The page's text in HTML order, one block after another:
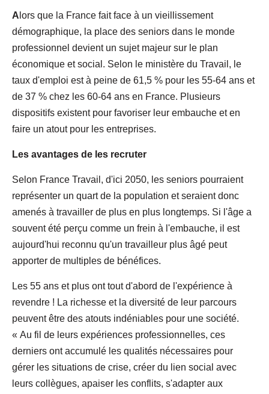
A lors que la France fait face à un vieillissement
démographique, la place des seniors dans le monde
professionnel devient un sujet majeur sur le plan
économique et social. Selon le ministère du Travail, le
taux d'emploi est à peine de 61,5 % pour les 55-64 ans et
de 37 % chez les 60-64 ans en France. Plusieurs
dispositifs existent pour favoriser leur embauche et en
faire un atout pour les entreprises.
Les avantages de les recruter
Selon France Travail, d'ici 2050, les seniors pourraient
représenter un quart de la population et seraient donc
amenés à travailler de plus en plus longtemps. Si l'âge a
souvent été perçu comme un frein à l'embauche, il est
aujourd'hui reconnu qu'un travailleur plus âgé peut
apporter de multiples de bénéfices.
Les 55 ans et plus ont tout d'abord de l'expérience à
revendre ! La richesse et la diversité de leur parcours
peuvent être des atouts indéniables pour une société.
« Au fil de leurs expériences professionnelles, ces
derniers ont accumulé les qualités nécessaires pour
gérer les situations de crise, créer du lien social avec
leurs collègues, apaiser les conflits, s'adapter aux